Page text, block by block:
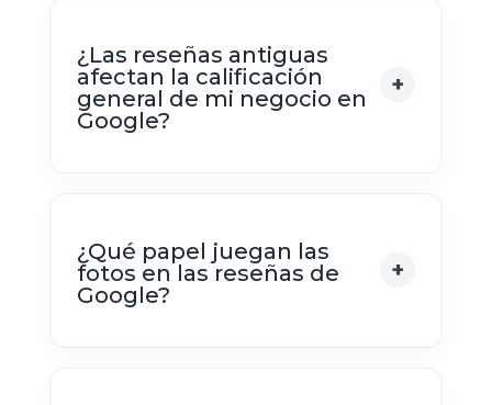
¿Las reseñas antiguas
afectan la calificación
general de mi negocio en
Google?
¿Qué papel juegan las
fotos en las reseñas de
Google?